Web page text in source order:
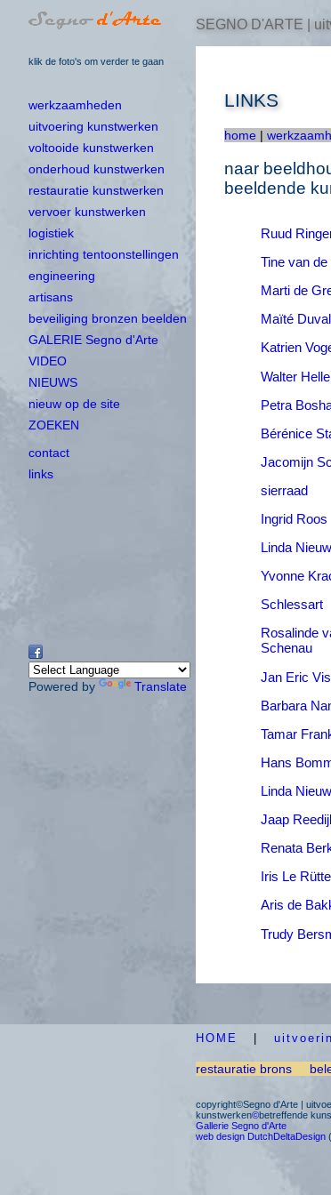
klik de foto's om verder te gaan
SEGNO D'ARTE |
werkzaamheden
uitvoering kunstwerken
voltooide kunstwerken
onderhoud kunstwerken
restauratie kunstwerken
vervoer kunstwerken
logistiek
inrichting tentoonstellingen
engineering
artisans
beveiliging bronzen beelden
GALERIE Segno d'Arte
VIDEO
NIEUWS
nieuw op de site
ZOEKEN
contact
links
Powered by Translate
LINKS
home |
naar
beeldende
Ruud
Tine van
Marti de
Maïté Duval
Katrien
Walter
Petra
Jacomijn
sierraad
Ingrid Roos
Linda
Yvonne
Schlessart
Rosalinde
Schenau
Jan Eric
Barbara
Tamar
Hans
Linda
Jaap
Renata
Iris Le Rütte
Aris de
Trudy
HOME
restauratie brons
copyright©Segno d'Arte |
kunstwerken©betreffende
Gallerie Segno d'Arte
web design DutchDeltaDesign (